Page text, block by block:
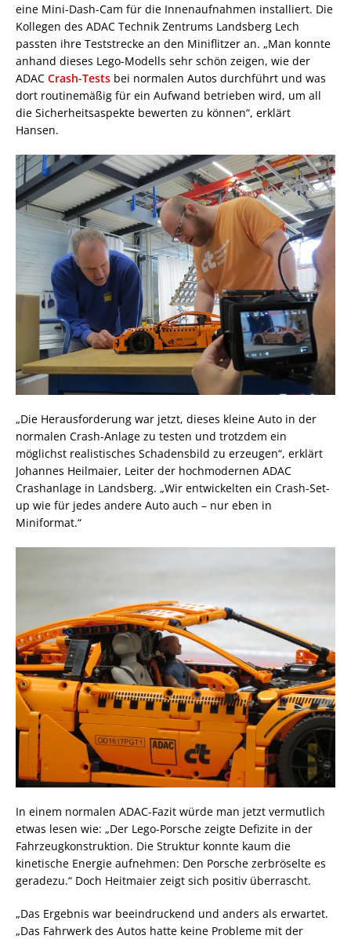
eine Mini-Dash-Cam für die Innenaufnahmen installiert. Die
Kollegen des ADAC Technik Zentrums Landsberg Lech
passten ihre Teststrecke an den Miniflitzer an. „Man konnte
anhand dieses Lego-Modells sehr schön zeigen, wie der
ADAC Crash-Tests bei normalen Autos durchführt und was
dort routinemäßig für ein Aufwand betrieben wird, um all
die Sicherheitsaspekte bewerten zu können“, erklärt
Hansen.
„Die Herausforderung war jetzt, dieses kleine Auto in der
normalen Crash-Anlage zu testen und trotzdem ein
möglichst realistisches Schadensbild zu erzeugen“, erklärt
Johannes Heilmaier, Leiter der hochmodernen ADAC
Crashanlage in Landsberg. „Wir entwickelten ein Crash-Set-
up wie für jedes andere Auto auch – nur eben in
Miniformat.“
In einem normalen ADAC-Fazit würde man jetzt vermutlich
etwas lesen wie: „Der Lego-Porsche zeigte Defizite in der
Fahrzeugkonstruktion. Die Struktur konnte kaum die
kinetische Energie aufnehmen: Den Porsche zerbröselte es
geradezu.“ Doch Heitmaier zeigt sich positiv überrascht.
„Das Ergebnis war beeindruckend und anders als erwartet.
„Das Fahrwerk des Autos hatte keine Probleme mit der